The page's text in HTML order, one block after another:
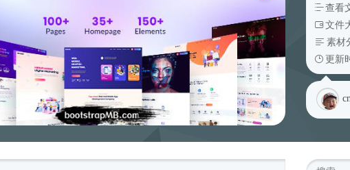
查看
文件
素材
更新